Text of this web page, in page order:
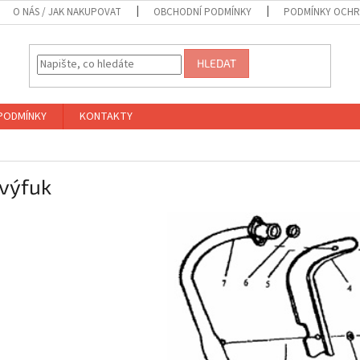
O NÁS / JAK NAKUPOVAT OBCHODNÍ PODMÍNKY PODMÍNKY
HLEDAT
KONTAKTY